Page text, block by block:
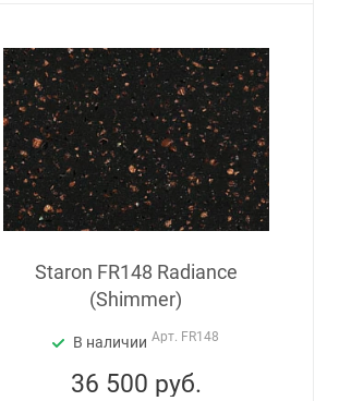
Staron FR148 Radiance
(Shimmer)
В наличии Арт. FR148
36 500 руб.